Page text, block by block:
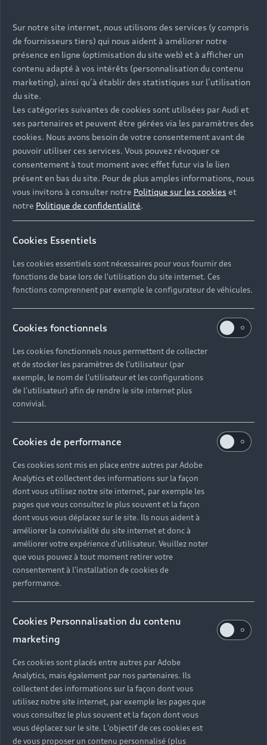
Sur notre site internet, nous utilisons des services (y compris
de fournisseurs tiers) qui nous aident à améliorer notre
présence en ligne (optimisation du site web) et à afficher un
contenu adapté à vos intérêts (personnalisation du contenu
marketing), ainsi qu’à établir des statistiques sur l’utilisation
du site.
Les catégories suivantes de cookies sont utilisées par Audi et
ses partenaires et peuvent être gérées via les paramètres des
cookies. Nous avons besoin de votre consentement avant de
pouvoir utiliser ces services. Vous pouvez révoquer ce
consentement à tout moment avec effet futur via le lien
présent en bas du site. Pour de plus amples informations, nous
vous invitons à consulter notre Politique sur les cookies et
notre Politique de confidentialité.
Cookies Essentiels
Les cookies essentiels sont nécessaires pour vous fournir des
fonctions de base lors de l'utilisation du site internet. Ces
fonctions comprennent par exemple le configurateur de véhicules.
Cookies fonctionnels
Les cookies fonctionnels nous permettent de collecter
et de stocker les paramètres de l'utilisateur (par
exemple, le nom de l'utilisateur et les configurations
de l'utilisateur) afin de rendre le site internet plus
convivial.
Cookies de performance
Ces cookies sont mis en place entre autres par Adobe
Analytics et collectent des informations sur la façon
dont vous utilisez notre site internet, par exemple les
pages que vous consultez le plus souvent et la façon
dont vous vous déplacez sur le site. Ils nous aident à
améliorer la convivialité du site internet et donc à
améliorer votre expérience d'utilisateur. Veuillez noter
que vous pouvez à tout moment retirer votre
consentement à l'installation de cookies de
performance.
Cookies Personnalisation du contenu
marketing
Ces cookies sont placés entre autres par Adobe
Analytics, mais également par nos partenaires. Ils
collectent des informations sur la façon dont vous
utilisez notre site internet, par exemple les pages que
vous consultez le plus souvent et la façon dont vous
vous déplacez sur le site. L'objectif de ces cookies est
de vous proposer un contenu personnalisé (plus
¹Audi France, division de Volkswagen Group France
responsable du traitement, traite les données à caractère
personnel recueillies dans ce formulaire pour répondre à
votre demande d'information ou à votre réclamation et
nous permettre de vous recontacter conformément à
votre demande.
Accès rapides
Quelle Audi me correspond ?
Tous les modèles
Recherche de véhicules neufs
Véhicules d'occasion disponibles
Offres pour les professionnels
Demander un essai
Informations et Service Clients
Accessibilité - Clients Sourds et Malentendants
Trouver mon Partenaire Audi
Modèles
Électrique
Citadine
Compacte
Berline
Avant
SUV électrique
SUV hybride
SUV compact
Achat et location
Offres du moment
Financer mon Audi
Garanties Audi
Audi rent : location courte durée
Espace Client Audi Financial Services
Heycar
Pour les professionnels
Voiture électrique
Voiture hybride
Voiture commerciale
Voiture de direction
Achat véhicule de société
Avantages voiture société
Votre Audi
Entretenir et réparer mon Audi
Offres Après-Vente
Accessoires et équipements
Espace personnel myAudi
Audi connect
Functions on Demand
Action de Service EA 189
Audi Assistance
Campagne de rappel Airbag Takata
Mise à jour logiciel
Histoire du progrès
Notre vision
Audi Sport
Nos technologies
myAudi experience
Carrières
Espace Presse
© 2026 Audi France. Tous droits réservés.
Mentions légales
Fiche produit environnementale
Devis & RDV entretien en ligne
Opérateurs indépendants
Réseau Audi
Recevez toute l'actualité Audi
Mentions légales AUDI AG
Déclaration d'accessibilité
Signaler un contenu illégal